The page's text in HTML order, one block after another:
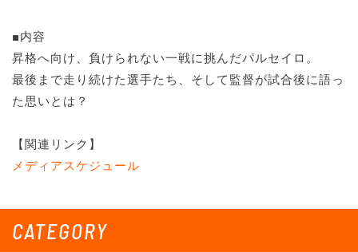
CATEGORY
■内容
昇格へ向け、負けられない一戦に挑んだパルセイロ。
最後まで走り続けた選手たち、そして監督が試合後に語っ
た思いとは？
【関連リンク】
メディアスケジュール